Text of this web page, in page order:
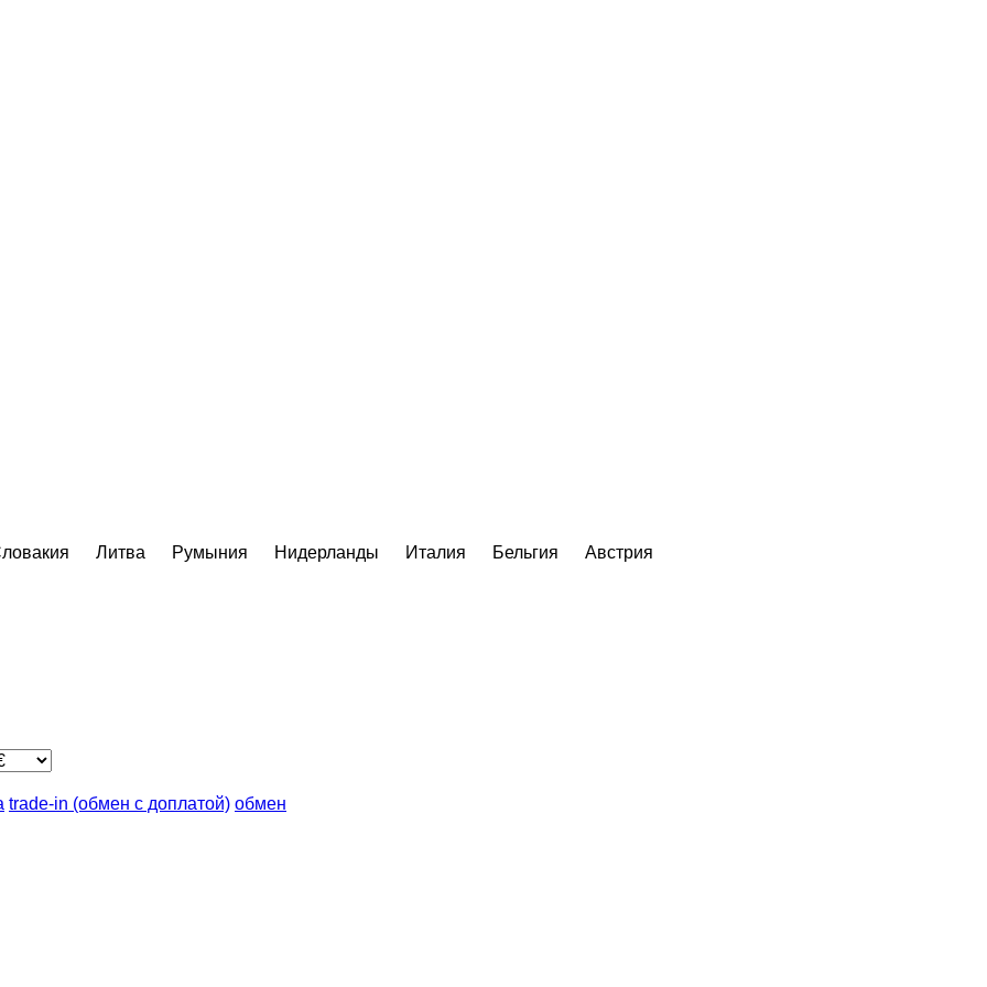
Литва Румыния Нидерланды Италия Бельгия Австрия
trade-in (обмен с доплатой) обмен